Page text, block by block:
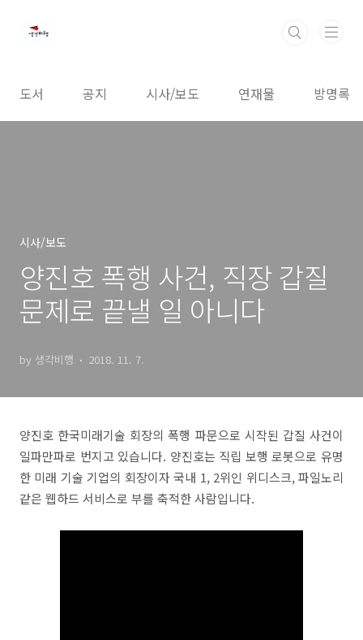
도서 공지 시사/보도 연재물 방명록
시사/보도
양진호 폭행 사건, 직장 갑질
문제로 끝낼 일 아니다
by 생각비행 2018. 11. 7.
양진호 한국미래기술 회장의 폭행 파문으로 시작된 갑질 사건이
일파만파로 번지고 있습니다. 양진호는 직립 보행 로봇으로 유명
한 미래 기술 기업의 회장이자 국내 1, 2위인 위디스크, 파일노리
같은 웹하드 서비스로 부를 축적한 사람입니다.